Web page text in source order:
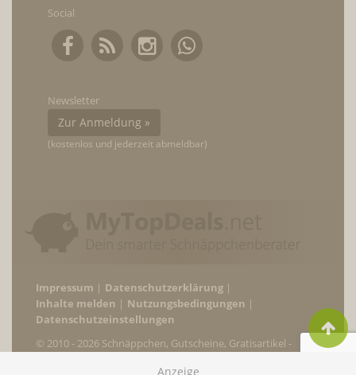
Social
Newsletter
Zur Anmeldung »
(kostenlos und jederzeit abmeldbar)
Impressum
Datenschutzerklärung
Inhalte melden
Nutzungsbedingungen
Datenschutzeinstellungen
© 2010 - 2026 Schnäppchen, Gutscheine, Gratisartikel -